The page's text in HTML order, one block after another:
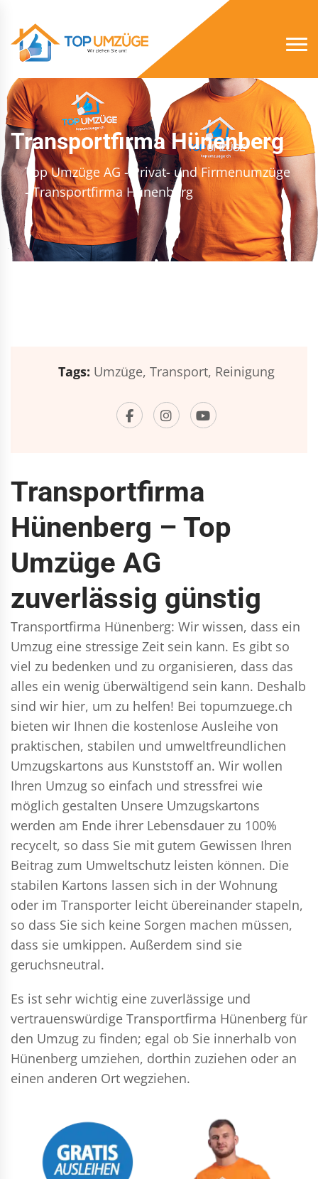
Transportfirma Hünenberg
Top Umzüge AG - Privat- und Firmenumzüge
- Transportfirma Hünenberg
Tags: Umzüge, Transport, Reinigung
Transportfirma
Hünenberg – Top
Umzüge AG
zuverlässig günstig
Transportfirma Hünenberg: Wir wissen, dass ein
Umzug eine stressige Zeit sein kann. Es gibt so
viel zu bedenken und zu organisieren, dass das
alles ein wenig überwältigend sein kann. Deshalb
sind wir hier, um zu helfen! Bei topumzuege.ch
bieten wir Ihnen die kostenlose Ausleihe von
praktischen, stabilen und umweltfreundlichen
Umzugskartons aus Kunststoff an. Wir wollen
Ihren Umzug so einfach und stressfrei wie
möglich gestalten Unsere Umzugskartons
werden am Ende ihrer Lebensdauer zu 100%
recycelt, so dass Sie mit gutem Gewissen Ihren
Beitrag zum Umweltschutz leisten können. Die
stabilen Kartons lassen sich in der Wohnung
oder im Transporter leicht übereinander stapeln,
so dass Sie sich keine Sorgen machen müssen,
dass sie umkippen. Außerdem sind sie
geruchsneutral.
Es ist sehr wichtig eine zuverlässige und
vertrauenswürdige Transportfirma Hünenberg für
den Umzug zu finden; egal ob Sie innerhalb von
Hünenberg umziehen, dorthin zuziehen oder an
einen anderen Ort wegziehen.